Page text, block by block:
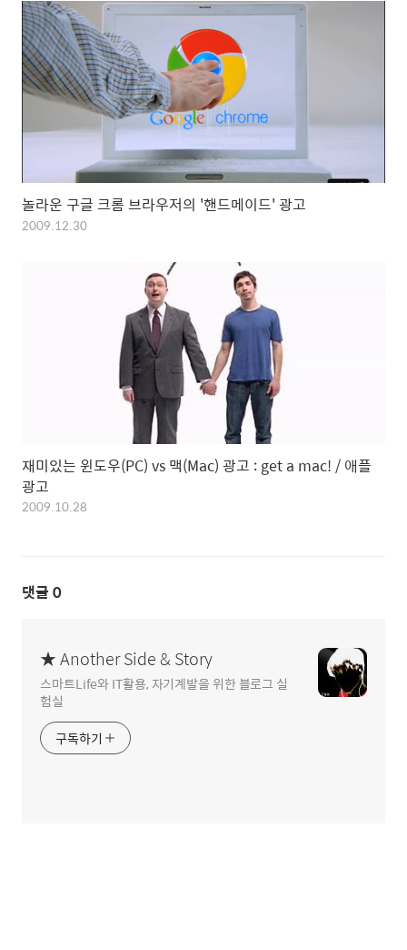
놀라운 구글 크롬 브라우저의 '핸드메이드' 광고
2009.12.30
재미있는 윈도우(PC) vs 맥(Mac) 광고 : get a mac! / 애플
광고
2009.10.28
댓글 0
★ Another Side & Story
스마트Life와 IT활용, 자기계발을 위한 블로그 실
험실
구독하기